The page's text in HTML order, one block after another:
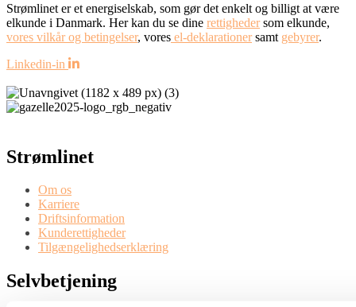
Strømlinet er et energiselskab, som gør det enkelt og billigt at være
elkunde i Danmark. Her kan du se dine rettighedersom elkunde,
vores vilkår og betingelser, vores el-deklarationersamt gebyrer.
Linkedin-in
Strømlinet
Om os
Karriere
Driftsinformation
Kunderettigheder
Tilgængelighedserklæring
Selvbetjening